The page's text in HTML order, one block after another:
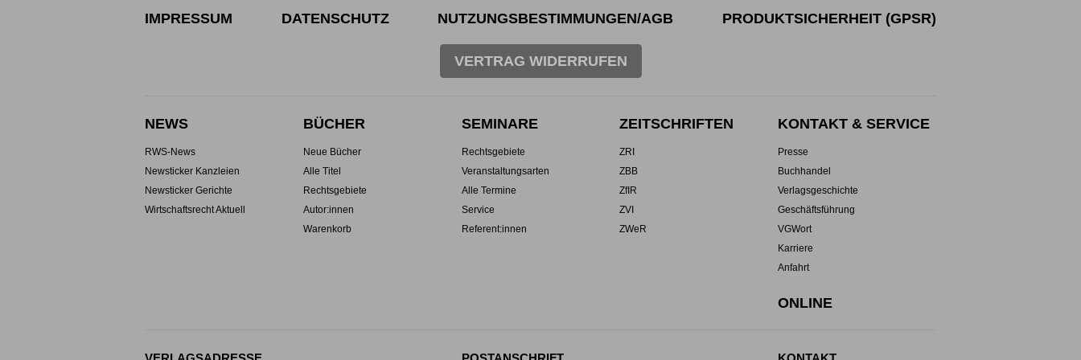
IMPRESSUM DATENSCHUTZ NUTZUNGSBESTIMMUNGEN/AGB PRODUKTSICHERHEIT (GPSR)
VERTRAG WIDERRUFEN
NEWS
RWS-News
Newsticker Kanzleien
Newsticker Gerichte
Wirtschaftsrecht Aktuell
BÜCHER
Neue Bücher
Alle Titel
Rechtsgebiete
Autor:innen
Warenkorb
SEMINARE
Rechtsgebiete
Veranstaltungsarten
Alle Termine
Service
Referent:innen
ZEITSCHRIFTEN
ZRI
ZBB
ZfIR
ZVI
ZWeR
KONTAKT & SERVICE
Presse
Buchhandel
Verlagsgeschichte
Geschäftsführung
VGWort
Karriere
Anfahrt
ONLINE